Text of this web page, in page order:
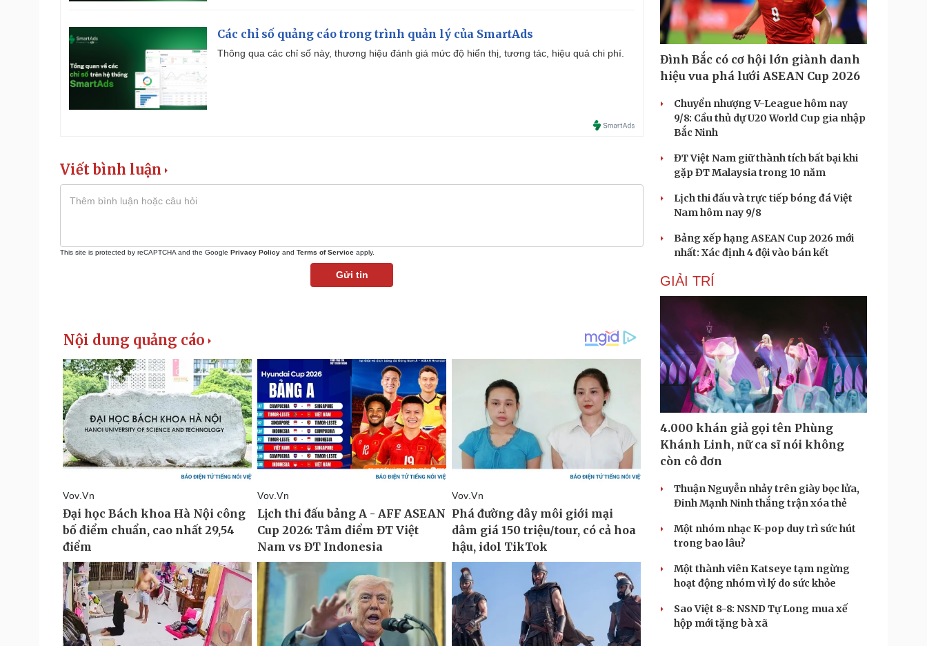
Các chỉ số quảng cáo trong trình quản lý của SmartAds
Thông qua các chỉ số này, thương hiệu đánh giá mức độ hiển thị, tương tác, hiệu quả chi phí.
Viết bình luận
This site is protected by reCAPTCHA and the Google Privacy Policy and Terms of Service apply.
Gửi tin
Đình Bắc có cơ hội lớn giành danh
hiệu vua phá lưới ASEAN Cup 2026
Chuyển nhượng V-League hôm nay
9/8: Cầu thủ dự U20 World Cup gia nhập
Bắc Ninh
ĐT Việt Nam giữ thành tích bất bại khi
gặp ĐT Malaysia trong 10 năm
Lịch thi đấu và trực tiếp bóng đá Việt
Nam hôm nay 9/8
Bảng xếp hạng ASEAN Cup 2026 mới
nhất: Xác định 4 đội vào bán kết
GIẢI TRÍ
4.000 khán giả gọi tên Phùng
Khánh Linh, nữ ca sĩ nói không
còn cô đơn
Thuận Nguyễn nhảy trên giày bọc lửa,
Đinh Mạnh Ninh thắng trận xóa thẻ
Một nhóm nhạc K-pop duy trì sức hút
trong bao lâu?
Một thành viên Katseye tạm ngừng
hoạt động nhóm vì lý do sức khỏe
Sao Việt 8-8: NSND Tự Long mua xế
hộp mới tặng bà xã